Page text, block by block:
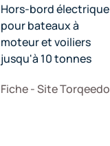
Hors-bord électrique
pour bateaux à
moteur et voiliers
jusqu'à 10 tonnes
Fiche - Site Torqeedo